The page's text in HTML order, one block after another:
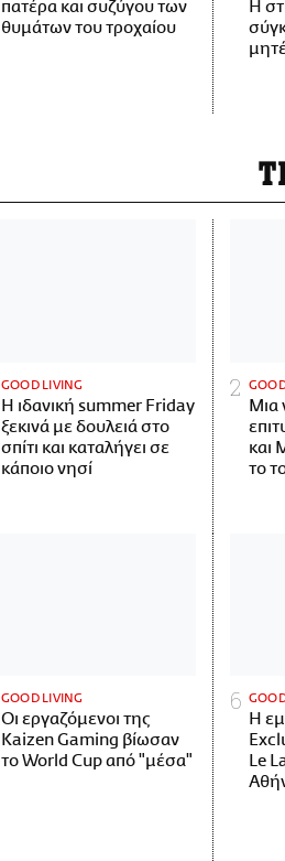
πατέρα και συζύγου των
θυμάτων του τροχαίου
Η
GOOD LIVING
Η ιδανική summer Friday
ξεκινά με δουλειά στο
σπίτι και καταλήγει σε
κάποιο νησί
Μια
και
το
GOOD LIVING
Οι εργαζόμενοι της
Kaizen Gaming βίωσαν
το World Cup από "μέσα"
Η
Le